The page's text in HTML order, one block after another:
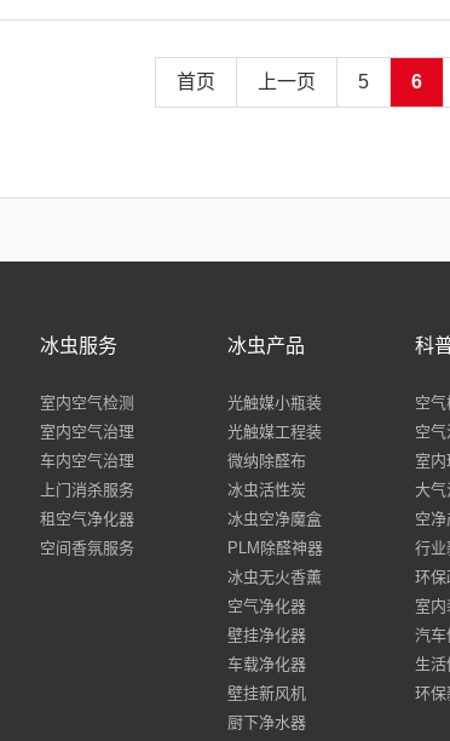
首页 上一页 5 6
冰虫服务
室内空气检测
室内空气治理
车内空气治理
上门消杀服务
租空气净化器
空间香氛服务
冰虫产品
光触媒小瓶装
光触媒工程装
微纳除醛布
冰虫活性炭
冰虫空净魔盒
PLM除醛神器
冰虫无火香薰
空气净化器
壁挂净化器
车载净化器
壁挂新风机
厨下净水器
科
空气
空气
室内
大气
空净
行业
环保
室内
汽
生活
环保